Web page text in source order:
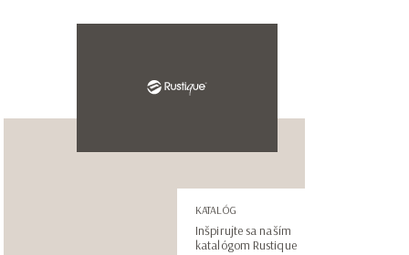
KATALÓG
Inšpirujte sa naším
katalógom Rustique
Vezmite si inšpiráciu so
sebou! Stiahnite si katalóg!
E-mail adresa*